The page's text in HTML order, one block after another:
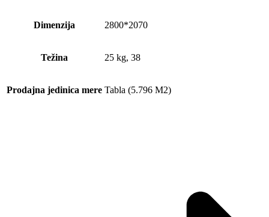
Dimenzija 2800*2070
Težina 25 kg, 38
Prodajna jedinica mere Tabla (5.796 M2)